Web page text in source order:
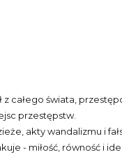
całego świata,
przestępstw.
akty wandalizmu i
- miłość, równość i